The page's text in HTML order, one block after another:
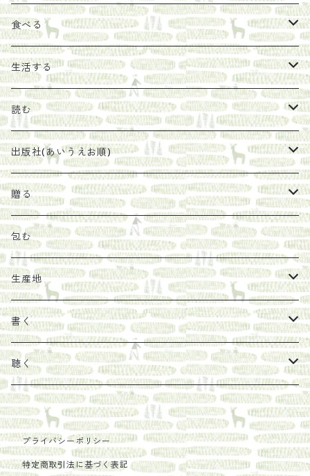
お茶
エキス
珈琲豆
太山寺珈琲焙煎室
食べる
ジャム
うめぼし
塩
オリーブオイル
その他
マスコバド糖
しょうがパウダー
野菜・果物
新しょうが
レモン
生活する
エコラップ
石けん
ヘチマたわし
陶器
馬目隆宏
絵
タンブラー
読む
刊行から時間が経ったけれど、長く売り続けたい一冊
贈り物に勧めたい絵本
紀伊半島ブックマルシェ関連本
らくだ舎出帆室の参考本など
新刊では販売しづらくなった本を巡らせて
古本や自由価格本から探す
出版社(あいうえお順)
らくだ舎出帆室
リトルプレス
mario books
タイドラー
Sakumag
地下BOOKS
疋田千里
PHILOSOPHIA
海外出版社
古本
あ行
明石書店
赤々舎
か行
偕成社
さ行
贈る
包装
ギフトセット
カレンダー
カップ
ステッカー
包む
生産地
色川
そこそこ農園
農家民泊JUGEM
だものみち
フィリピン
パレスチナ
インドネシア
書く
カムワッカ
らくだ舎
ポストカード
聴く
里
COLECTIVO ALTEPE
プライバシーポリシー
特定商取引法に基づく表記